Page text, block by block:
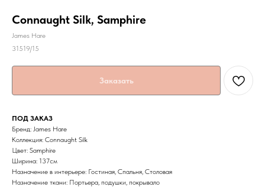
Connaught Silk, Samphire
James Hare
31519/15
Заказать
ПОД ЗАКАЗ
Бренд: James Hare
Коллекция: Connaught Silk
Цвет: Samphire
Ширина: 137cм
Назначение в интерьере: Гостиная, Спальня, Столовая
Назначение ткани: Портьера, подушки, покрывало